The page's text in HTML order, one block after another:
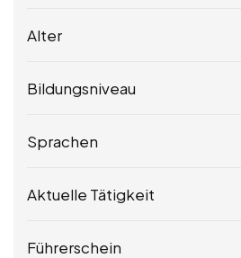
Alter
Bildungsniveau
Sprachen
Aktuelle Tätigkeit
Führerschein